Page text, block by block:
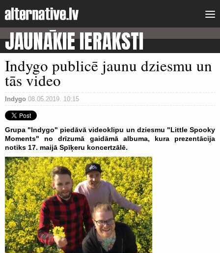
JAUNĀKIE IERAKSTI
Indygo publicē jaunu dziesmu un
tās video
Indygo 08.05.2019. 10:15
Grupa "Indygo" piedāvā videoklipu un dziesmu "Little Spooky
Moments" no drīzumā gaidāmā albuma, kura prezentācija
notiks 17. maijā Spīķeru koncertzālē.